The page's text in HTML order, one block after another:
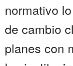
normativo
de cambio
planes con